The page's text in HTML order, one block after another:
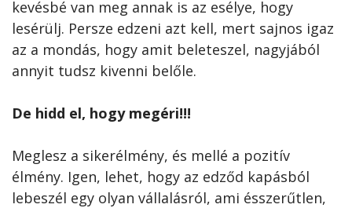
kevésbé van meg annak is az esélye, hogy
lesérülj. Persze edzeni azt kell, mert sajnos igaz
az a mondás, hogy amit beleteszel, nagyjából
annyit tudsz kivenni belőle.
De hidd el, hogy megéri!!!
Meglesz a sikerélmény, és mellé a pozitív
élmény. Igen, lehet, hogy az edződ kapásból
lebeszél egy olyan vállalásról, ami ésszerűtlen,